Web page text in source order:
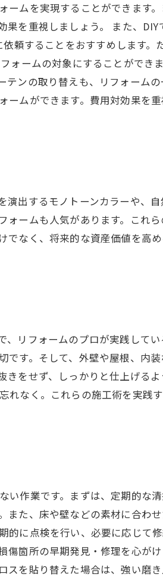
ムを実現することができます
を重視しましょう。 また、
頼することをおすすめします
ォームの対象にすることができ
ンの取り替えも、リフォーム
ムができます。費用対効果を
出するモノトーンカラーや、
ームも人気があります。これ
なく、将来的な資産価値を高
リフォームのプロが実践して
す。そして、外壁や屋根、内
をせず、しっかりと仕上げる
なく。これらの施工術を実践
作業です。まずは、定期的な
た、床や壁などの素材に合わせ
に点検を行い、必要に応じて
箇所の早期発見・修理を心が
を貼り替えた場合は、強い磨